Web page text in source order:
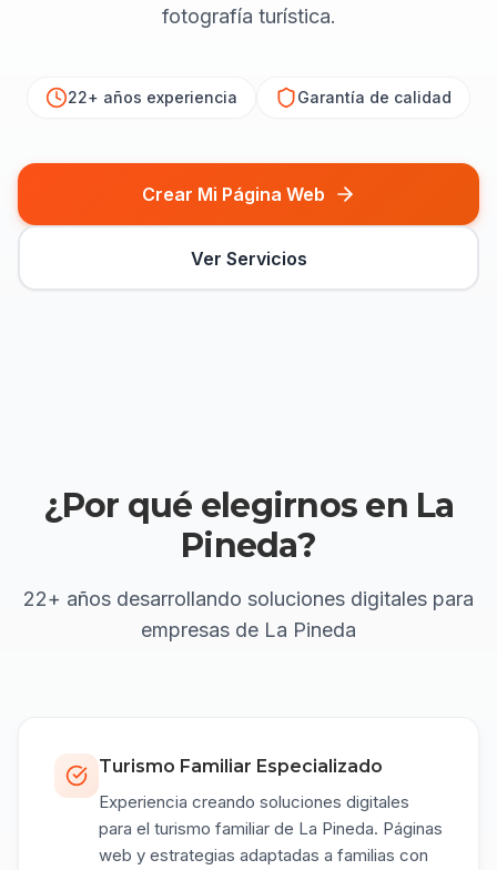
fotografía turística.
22+ años experiencia Garantía de calidad
Crear Mi Página Web
Ver Servicios
¿Por qué elegirnos en La
Pineda?
22+ años desarrollando soluciones digitales para
empresas de La Pineda
Turismo Familiar Especializado
Experiencia creando soluciones digitales
para el turismo familiar de La Pineda. Páginas
web y estrategias adaptadas a familias con